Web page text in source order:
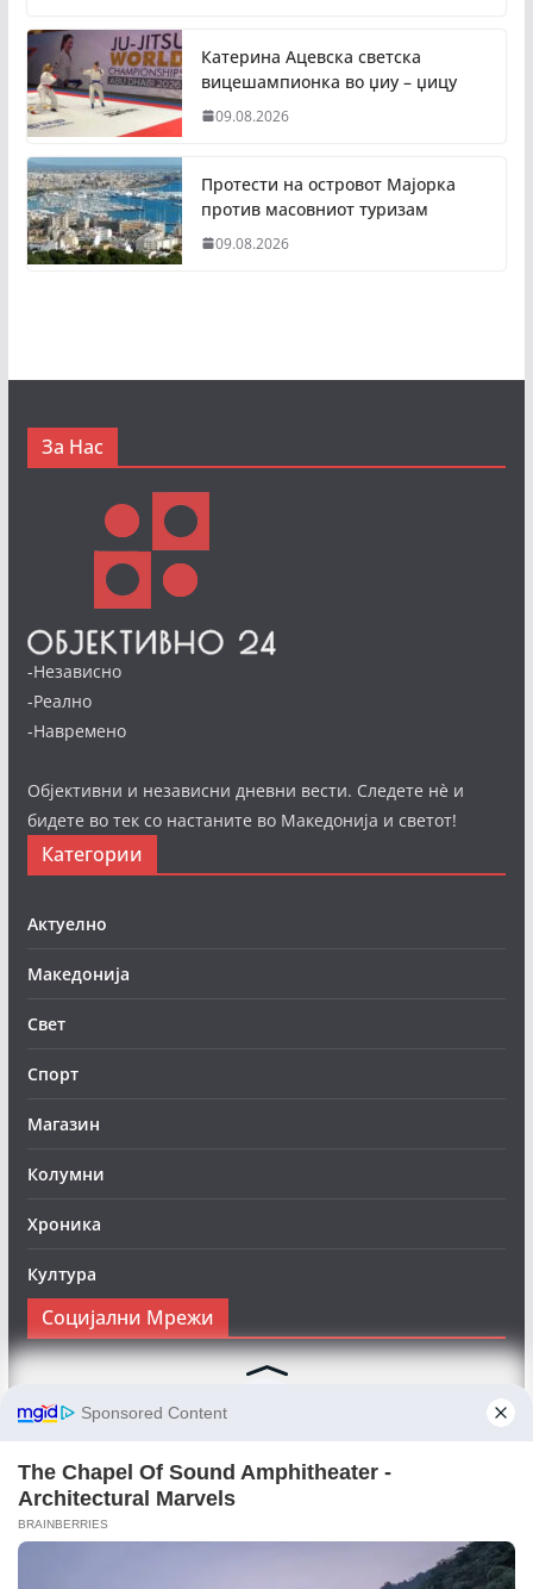
Катерина Ацевска светска
вицешампионка во џиу – џицу
09.08.2026
Протести на островот Мајорка
против масовниот туризам
09.08.2026
За Нас
-Независно
-Реално
-Навремено
Објективни и независни дневни вести. Следете нè и
бидете во тек со настаните во Македонија и светот!
Категории
Актуелно
Македонија
Свет
Спорт
Магазин
Колумни
Хроника
Култура
Социјални Мрежи
Следете нè на Фејсбук за да сте во тек со најновите